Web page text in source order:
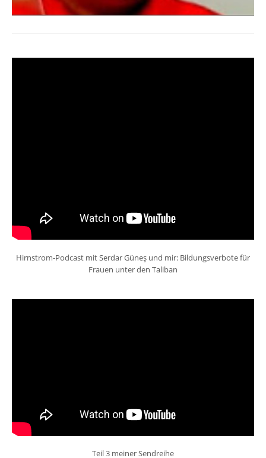
Hirnstrom-Podcast mit Serdar Güneş und mir: Bildungsverbote für
Frauen unter den Taliban
Teil 3 meiner Sendreihe